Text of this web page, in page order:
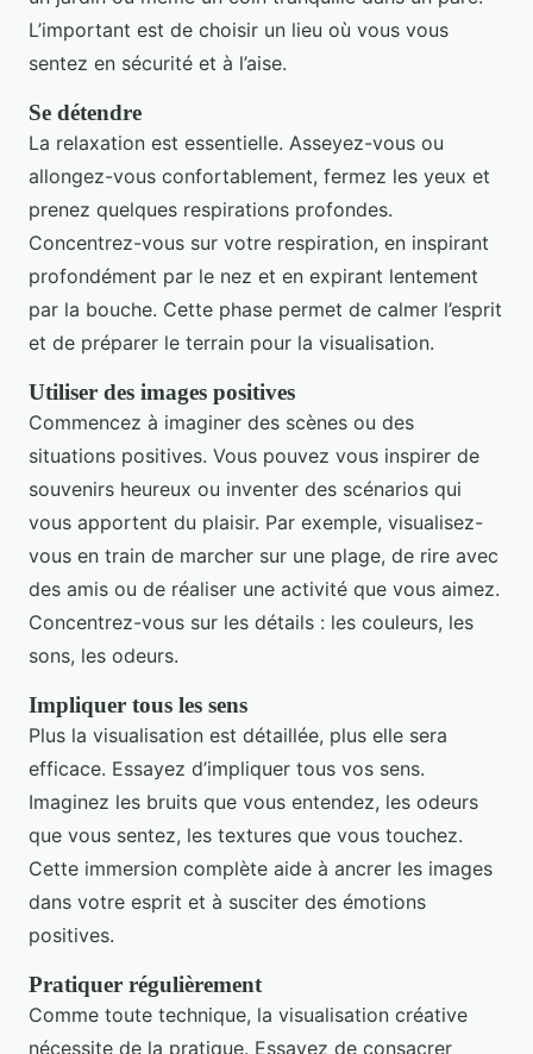
L’important est de choisir un lieu où vous vous
sentez en sécurité et à l’aise.
Se détendre
La relaxation est essentielle. Asseyez-vous ou
allongez-vous confortablement, fermez les yeux et
prenez quelques respirations profondes.
Concentrez-vous sur votre respiration, en inspirant
profondément par le nez et en expirant lentement
par la bouche. Cette phase permet de calmer l’esprit
et de préparer le terrain pour la visualisation.
Utiliser des images positives
Commencez à imaginer des scènes ou des
situations positives. Vous pouvez vous inspirer de
souvenirs heureux ou inventer des scénarios qui
vous apportent du plaisir. Par exemple, visualisez-
vous en train de marcher sur une plage, de rire avec
des amis ou de réaliser une activité que vous aimez.
Concentrez-vous sur les détails : les couleurs, les
sons, les odeurs.
Impliquer tous les sens
Plus la visualisation est détaillée, plus elle sera
efficace. Essayez d’impliquer tous vos sens.
Imaginez les bruits que vous entendez, les odeurs
que vous sentez, les textures que vous touchez.
Cette immersion complète aide à ancrer les images
dans votre esprit et à susciter des émotions
positives.
Pratiquer régulièrement
Comme toute technique, la visualisation créative
nécessite de la pratique. Essayez de consacrer